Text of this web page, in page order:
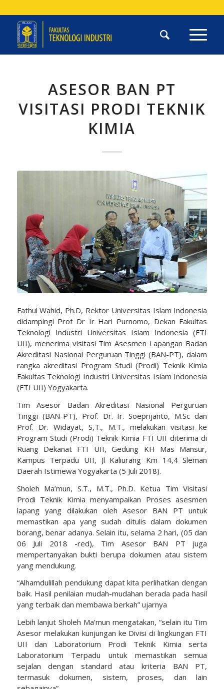
ASESOR BAN PT
VISITASI PRODI TEKNIK
KIMIA
Fathul Wahid, Ph.D, Rektor Universitas Islam Indonesia
didampingi Prof Dr Ir Hari Purnomo, Dekan Fakultas
Teknologi Industri Universitas Islam Indonesia (FTI
UII), menerima visitasi Tim Asesmen Lapangan Badan
Akreditasi Nasional Perguruan Tinggi (BAN-PT), dalam
rangka akreditasi Program Studi (Prodi) Teknik Kimia
Fakultas Teknologi Industri Universitas Islam Indonesia
(FTI UII) Yogyakarta.
Tim Asesor Badan Akreditasi Nasional Perguruan
Tinggi (BAN-PT), Prof. Dr. Ir. Soeprijanto, M.Sc dan
Prof. Dr. Widayat, S,T., M.T., melakukan visitasi ke
Program Studi (Prodi) Teknik Kimia FTI UII diterima di
Ruang Dekanat FTI UII, Gedung KH Mas Mansur,
Kampus Terpadu UII, Jl Kaliurang Km 14,4 Sleman
Daerah Istimewa Yogyakarta (5 Juli 2018).
Sholeh Ma’mun, S.T., M.T., Ph.D. Ketua Tim Visitasi
Prodi Teknik Kimia menyampaikan Proses asesmen
lapang yang dilakukan oleh Asesor BAN PT untuk
memastikan apa yang sudah ditulis dalam dokumen
borang, benar adanya. Selain itu, selama 2 hari, (05 dan
06 Juli 2018 -red), Tim Asesor BAN PT juga
mempertanyakan bukti berupa dokumen atau sistem
yang mendukung.
“Alhamdulillah pendukung dapat kita perlihatkan dengan
baik. Hasil penilaian mudah-mudahan berada pada hasil
yang terbaik dan membawa berkah” ujarnya
Lebih lanjut Sholeh Ma’mun mengatakan, “selain itu Tim
Asesor melakukan kunjungan ke Divisi di lingkungan FTI
UII dan Laboratorium Prodi Teknik Kimia serta
Laboratorium Terpadu untuk memastikan semua
sejalan dengan standard atau kriteria BAN PT,
termasuk dokumen, sistem, proses, dan lain